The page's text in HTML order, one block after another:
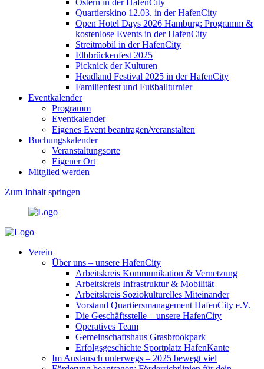
Ostern in der HafenCity
Quartierskino 12.03. in der HafenCity
Open Hotel Days 2026 Hamburg: Programm &
kostenlose Events in der HafenCity
Streitmobil in der HafenCity
Elbbrückenfest 2025
Picknick der Kulturen
Headland Festival 2025 in der HafenCity
Familienfest und Fußballturnier
Eventkalender
Programm
Eventkalender
Eigenes Event beantragen/veranstalten
Buchungskalender
Veranstaltungsorte
Eigener Ort
Mitglied werden
Zum Inhalt springen
Verein
Über uns – unsere HafenCity
Arbeitskreis Kommunikation & Vernetzung
Arbeitskreis Infrastruktur & Mobilität
Arbeitskreis Soziokulturelles Miteinander
Vorstand Quartiersmanagement HafenCity e.V.
Die Geschäftsstelle – unsere HafenCity
Operatives Team
Gemeinschaftshaus Grasbrookpark
Erfolgsgeschichte Sportplatz HafenKante
Im Austausch unterwegs – 2025 bewegt viel